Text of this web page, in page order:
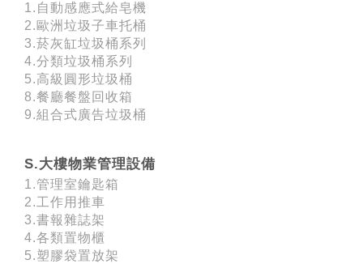
1.自動感應式給皂機
2.歐洲垃圾子車托桶
3.菸灰缸垃圾桶系列
4.分類垃圾桶系列
5.高級圓形垃圾桶
8.餐廳餐盤回收箱
9.組合式廣告垃圾桶
S.大樓物業管理設備
1.管理室鑰匙箱
2.工作用推車
3.書報雜誌架
4.各類置物櫃
5.塑膠袋置放架